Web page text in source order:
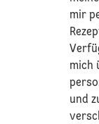
mir
mich
und